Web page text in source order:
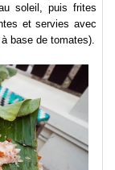
soleil, puis frites
et servies avec
base de tomates).